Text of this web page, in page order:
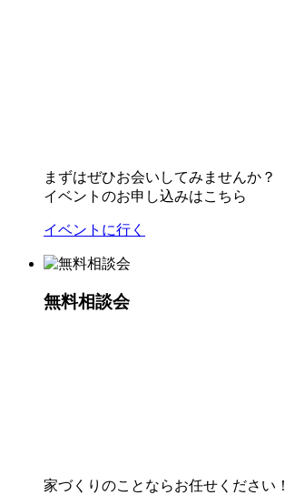
まずはぜひお会いしてみませんか？
イベントのお申し込みはこちら
イベントに行く
無料相談会
家づくりのことならお任せください！